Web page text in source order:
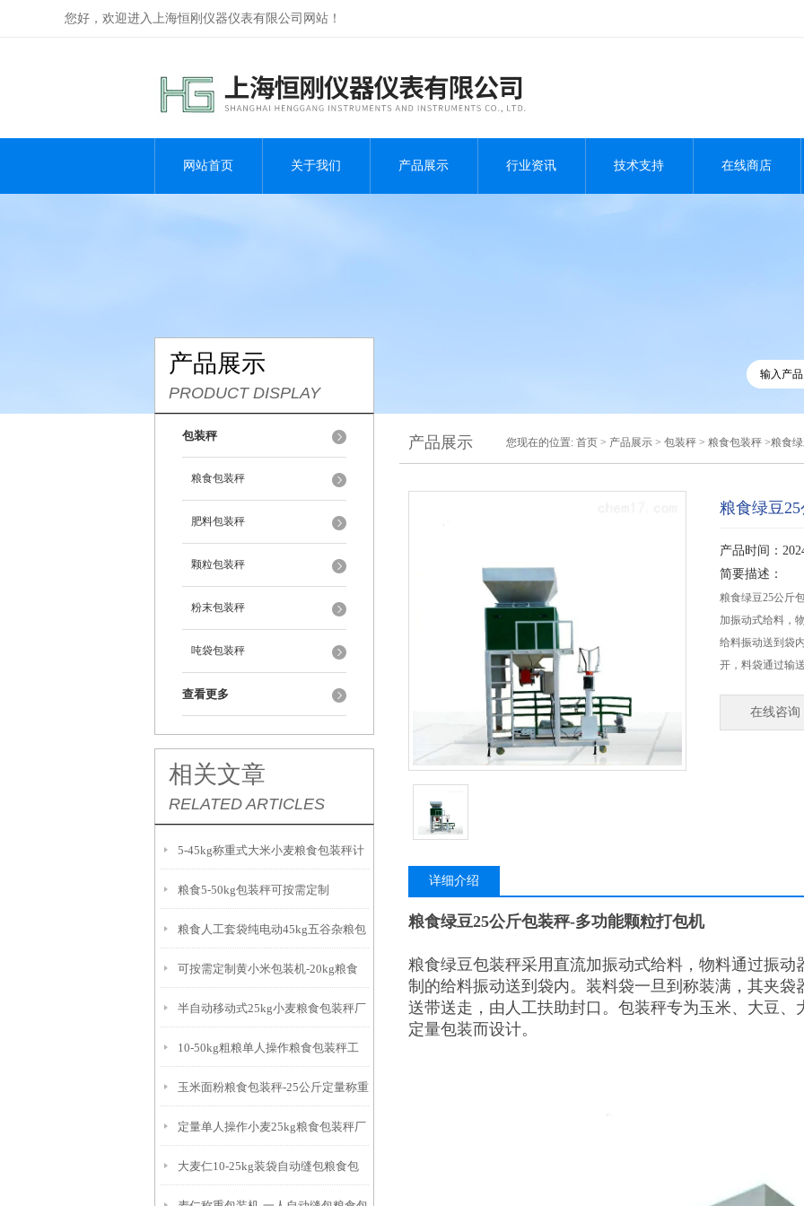
您好，欢迎进入上海恒刚仪器仪表有限公司网站！
网站首页 关于我们 产品展示 行业资讯 技术支持 在线商店
产品展示
PRODUCT DISPLAY
包装秤
粮食包装秤
肥料包装秤
颗粒包装秤
粉末包装秤
吨袋包装秤
查看更多
相关文章
RELATED ARTICLES
5-45kg称重式大米小麦粮食包装秤计
量精准
粮食5-50kg包装秤可按需定制
粮食人工套袋纯电动45kg五谷杂粮包
装秤厂家
可按需定制黄小米包装机-20kg粮食
包装秤简介
半自动移动式25kg小麦粮食包装秤厂
家
10-50kg粗粮单人操作粮食包装秤工
作原理
玉米面粉粮食包装秤-25公斤定量称重
打包机简介
定量单人操作小麦25kg粮食包装秤厂
家
大麦仁10-25kg装袋自动缝包粮食包
产品展示 您现在的位置: 首页 > 产品展示 > 包装秤 > 粮食包装秤 >粮食
粮食绿豆
产品时间：
简要描述：
粮食绿豆25公斤
加振动式给料，
给料振动送到袋
开，料袋通过输
在线咨询
详细介绍
粮食绿豆25公斤包装秤-多功能颗粒打包机
粮食绿豆包装秤采用直流加振动式给料，物料通过振
制的给料振动送到袋内。装料袋一旦到称装满，其夹
送带送走，由人工扶助封口。包装秤专为玉米、大豆
定量包装而设计。